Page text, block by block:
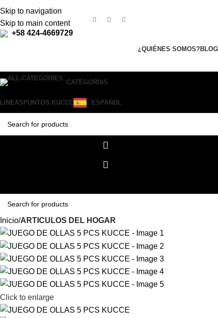
Skip to navigation
Skip to main content
+58 424-4669729
¿QUIÉNES SOMOS?BLOG
CATEGORÍAS
LÍNEAS PUNTOS KUCCE ESPAÑOL
Inicio ARTICULOS DEL HOGAR
Click to enlarge